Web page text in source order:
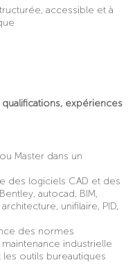
accessible et à
expériences
Master dans un
des logiciels CAD et des
autocad, BIM,
unifilaire, PID,
des normes
industrielle
les outils bureautiques